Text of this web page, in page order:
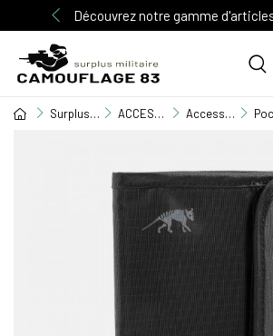
Découvrez notre gamme
Surplus Militaire ACCESSOIRE MILITAIRE Accessoires divers